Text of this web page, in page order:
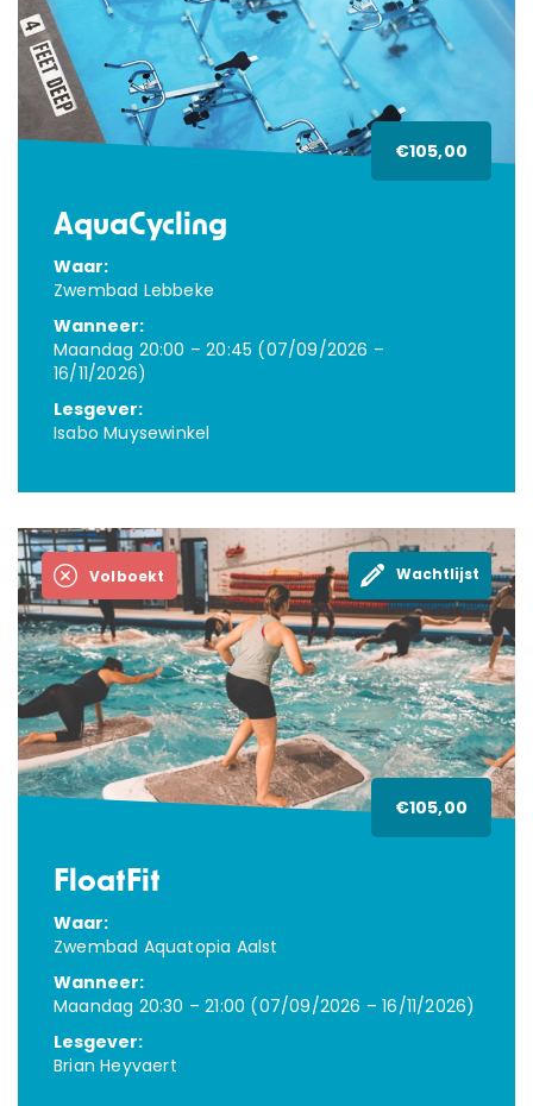
€105,00
AquaCycling
Waar:
Zwembad Lebbeke
Wanneer:
Maandag 20:00 – 20:45 (07/09/2026 –
16/11/2026)
Lesgever:
Isabo Muysewinkel
Wachtlijst
Volboekt
€105,00
FloatFit
Waar:
Zwembad Aquatopia Aalst
Wanneer:
Maandag 20:30 – 21:00 (07/09/2026 – 16/11/2026)
Lesgever:
Brian Heyvaert